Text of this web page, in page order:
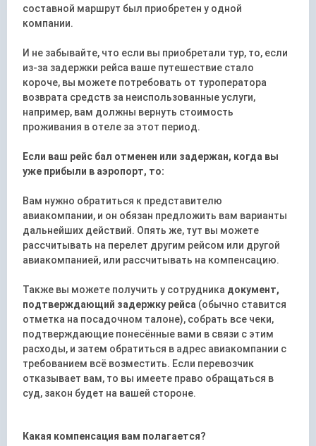
составной маршрут был приобретен у одной
компании.
И не забывайте, что если вы приобретали тур, то, если
из-за задержки рейса ваше путешествие стало
короче, вы можете потребовать от туроператора
возврата средств за неиспользованные услуги,
например, вам должны вернуть стоимость
проживания в отеле за этот период.
Если ваш рейс бал отменен или задержан, когда вы
уже прибыли в аэропорт, то:
Вам нужно обратиться к представителю
авиакомпании, и он обязан предложить вам варианты
дальнейших действий. Опять же, тут вы можете
рассчитывать на перелет другим рейсом или другой
авиакомпанией, или рассчитывать на компенсацию.
Также вы можете получить у сотрудника документ,
подтверждающий задержку рейса (обычно ставится
отметка на посадочном талоне), собрать все чеки,
подтверждающие понесённые вами в связи с этим
расходы, и затем обратиться в адрес авиакомпании с
требованием всё возместить. Если перевозчик
отказывает вам, то вы имеете право обращаться в
суд, закон будет на вашей стороне.
Какая компенсация вам полагается?